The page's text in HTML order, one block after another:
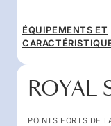
ÉQUIPEMENTS ET
ROYAL
POINTS FORTS DE